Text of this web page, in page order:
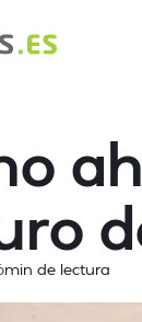
min de lectura